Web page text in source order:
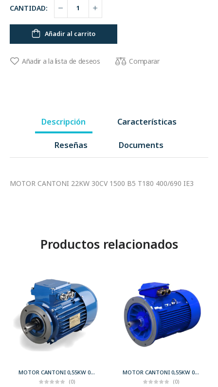
CANTIDAD:
Añadir al carrito
Añadir a la lista de deseos Comparar
Descripción Características
Reseñas Documents
MOTOR CANTONI 22KW 30CV 1500 B5 T180 400/690 IE3
Productos relacionados
MOTOR CANTONI 0,55KW 0,75CV 3000 B14 T71 230/400 IE2
(0)
MOTOR CANTONI 0,55KW 0,75CV 3000 B5 T71 230/400 IE2
(0)